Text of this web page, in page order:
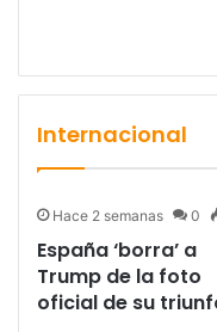
Internacional
Hace 2 semanas 0
España ‘borra’ a
Trump de la foto
oficial de su